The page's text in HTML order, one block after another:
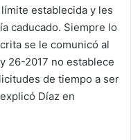
establecida y les
caducado. Siempre lo
se le comunicó al
26-2017 no establece
de tiempo a ser
Díaz en